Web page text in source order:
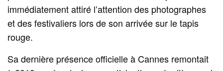
immédiatement attiré l’attention des photographes
et des festivaliers lors de son arrivée sur le tapis
rouge.
Sa dernière présence officielle à Cannes remontait